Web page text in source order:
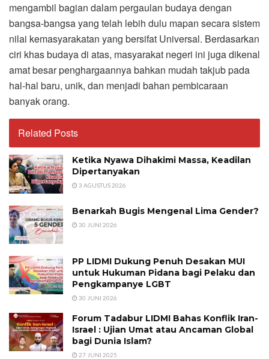
mengambil bagian dalam pergaulan budaya dengan
bangsa-bangsa yang telah lebih dulu mapan secara sistem
nilai kemasyarakatan yang bersifat Universal. Berdasarkan
ciri khas budaya di atas, masyarakat negeri ini juga dikenal
amat besar penghargaannya bahkan mudah takjub pada
hal-hal baru, unik, dan menjadi bahan pembicaraan
banyak orang.
Related Posts
Ketika Nyawa Dihakimi Massa, Keadilan
Dipertanyakan
3 AGUSTUS 2026
Benarkah Bugis Mengenal Lima Gender?
30 JUNI 2026
PP LIDMI Dukung Penuh Desakan MUI
untuk Hukuman Pidana bagi Pelaku dan
Pengkampanye LGBT
30 JUNI 2026
Forum Tadabur LIDMI Bahas Konflik Iran-
Israel : Ujian Umat atau Ancaman Global
bagi Dunia Islam?
27 JUNI 2025